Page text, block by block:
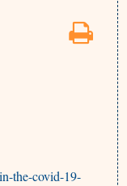
the-covid-19-